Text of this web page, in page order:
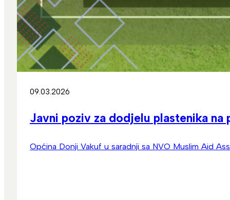
09.03.2026
Javni poziv za dodjelu plastenika
Općina Donji Vakuf u saradnji sa NVO Muslim Aid